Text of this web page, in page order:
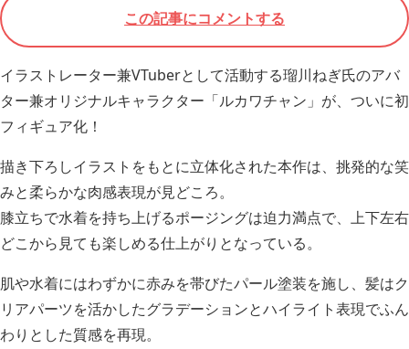
この記事にコメントする
イラストレーター兼VTuberとして活動する瑠川ねぎ氏のアバ
ター兼オリジナルキャラクター「ルカワチャン」が、ついに初
フィギュア化！
描き下ろしイラストをもとに立体化された本作は、挑発的な笑
みと柔らかな肉感表現が見どころ。
膝立ちで水着を持ち上げるポージングは迫力満点で、上下左右
どこから見ても楽しめる仕上がりとなっている。
肌や水着にはわずかに赤みを帯びたパール塗装を施し、髪はク
リアパーツを活かしたグラデーションとハイライト表現でふん
わりとした質感を再現。